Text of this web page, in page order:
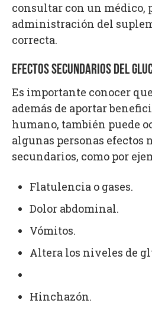
consultar con un médico,
administración del
correcta.
EFECTOS SECUNDARIOS DEL
Es importante conocer
además de aportar
humano, también puede
algunas personas efectos
secundarios, como por
Flatulencia o gases.
Dolor abdominal.
Vómitos.
Altera los niveles de
Hinchazón.